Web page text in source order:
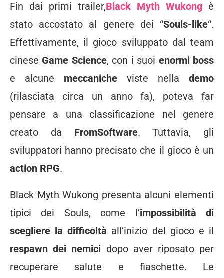
Fin dai primi trailer,Black Myth Wukong è
stato accostato al genere dei “Souls-like“.
Effettivamente, il gioco sviluppato dal team
cinese Game Science, con i suoi enormi boss
e alcune meccaniche viste nella demo
(rilasciata circa un anno fa), poteva far
pensare a una classificazione nel genere
creato da FromSoftware. Tuttavia, gli
sviluppatori hanno precisato che il gioco è un
action RPG.
Black Myth Wukong presenta alcuni elementi
tipici dei Souls, come l’impossibilità di
scegliere la difficoltà all’inizio del gioco e il
respawn dei nemici dopo aver riposato per
recuperare salute e fiaschette. Le